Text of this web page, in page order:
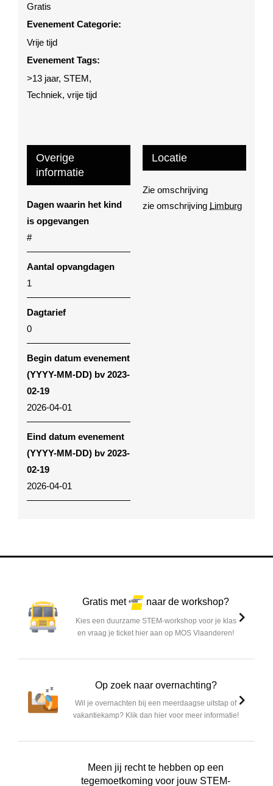
Gratis
Evenement Categorie:
Vrije tijd
Evenement Tags:
>13 jaar, STEM,
Techniek,vrije tijd
Locatie
Zie omschrijving
zie omschrijving Limburg
Overige
informatie
Dagen waarin het kind
is opgevangen
#
Aantal opvangdagen
1
Dagtarief
0
Begin datum evenement
(YYYY-MM-DD) bv 2023-
02-19
2026-04-01
Eind datum evenement
(YYYY-MM-DD) bv 2023-
02-19
2026-04-01
Gratis met naar de workshop?
Kies een duurzame STEM-workshop voor je klas
en vraag je ticket hier aan op MOS Vlaanderen!
Op zoek naar overnachting?
Wil je overnachten bij een meerdaagse uitstap of
vakantiekamp? Klik dan hier voor meer informatie!
Meen jij recht te hebben op een
tegemoetkoming voor jouw STEM-